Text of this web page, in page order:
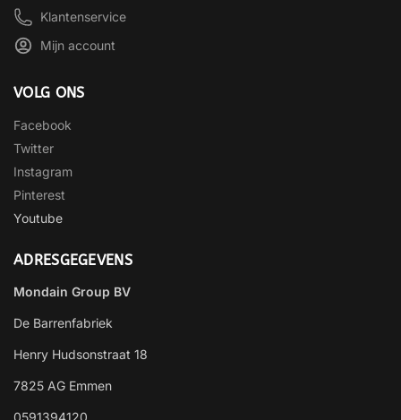
Klantenservice
Mijn account
VOLG ONS
Facebook
Twitter
Instagram
Pinterest
Youtube
ADRESGEGEVENS
Mondain Group BV
De Barrenfabriek
Henry Hudsonstraat 18
7825 AG Emmen
0591394120